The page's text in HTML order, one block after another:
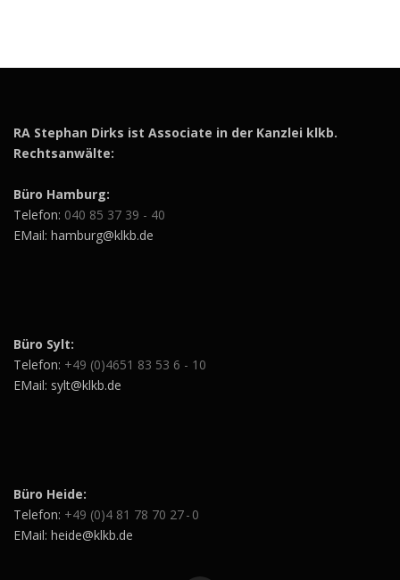
RA Stephan Dirks ist Associate in der Kanzlei klkb.
Rechtsanwälte:
Büro Hamburg:
Telefon: 040 85 37 39 - 40
EMail: hamburg@klkb.de
Büro Sylt:
Telefon: +49 (0)4651 83 53 6 - 10
EMail: sylt@klkb.de
Büro Heide:
Telefon: +49 (0)4 81 78 70 27 - 0
EMail: heide@klkb.de